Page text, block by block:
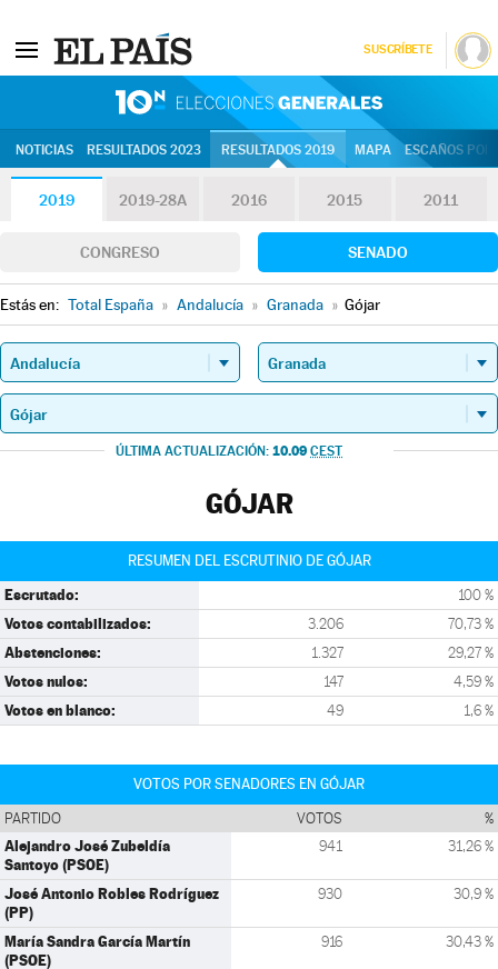
SUSCRÍBETE
NOTICIAS RESULTADOS 2023 RESULTADOS 2019 MAPA ESCAÑOS
2019 2019-28A 2016 2015 2011
CONGRESO SENADO
Estás en: Total España » Andalucía » Granada » Gójar
ÚLTIMA ACTUALIZACIÓN: 10.09 CEST
GÓJAR
RESUMEN DEL ESCRUTINIO DE GÓJAR
Escrutado: 100 %
Votos contabilizados: 3.206 70,73 %
Abstenciones: 1.327 29,27 %
Votos nulos: 147 4,59 %
Votos en blanco: 49 1,6 %
VOTOS POR SENADORES EN GÓJAR
PARTIDO VOTOS %
Alejandro José Zubeldía
Santoyo (PSOE)
941 31,26 %
José Antonio Robles Rodríguez
(PP)
930 30,9 %
María Sandra García Martín
(PSOE)
916 30,43 %